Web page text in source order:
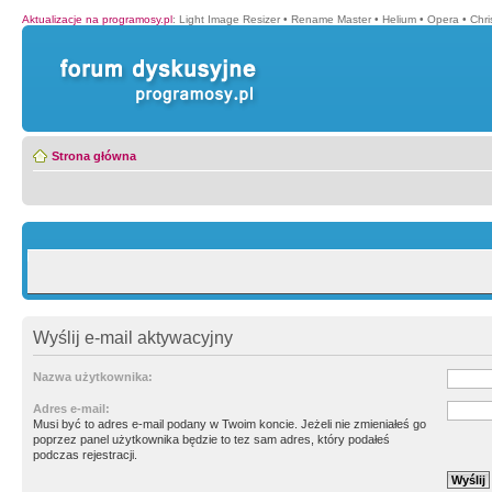
Aktualizacje na programosy.pl: Light Image Resizer • Rename Master • Helium • Opera •
Strona główna
Wyślij e-mail aktywacyjny
Nazwa użytkownika:
Adres e-mail:
Musi być to adres e-mail podany w Twoim koncie. Jeżeli nie zmieniałeś go
poprzez panel użytkownika będzie to tez sam adres, który podałeś
podczas rejestracji.